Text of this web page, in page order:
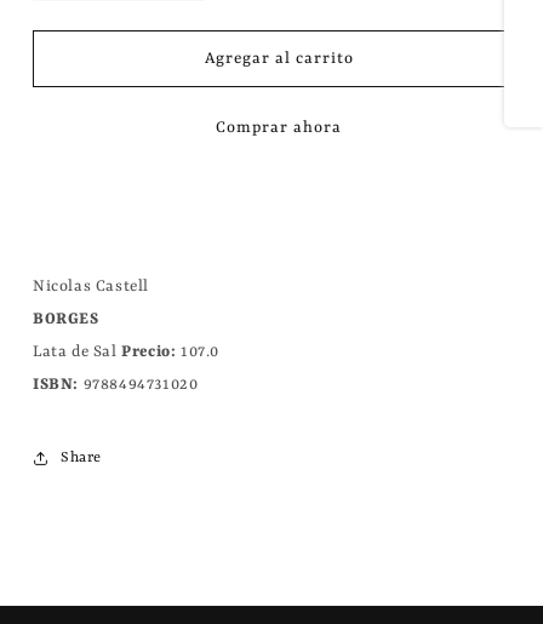
para
|
para
BORGES
|
CASTELL
Agregar al carrito
Comprar ahora
Nicolas Castell
BORGES
Lata de SalPrecio: 107.0
ISBN: 9788494731020
Share